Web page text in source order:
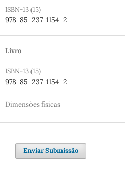
ISBN-13 (15)
978-85-237-1154-2
Livro
ISBN-13 (15)
978-85-237-1154-2
Dimensões físicas
Enviar Submissão